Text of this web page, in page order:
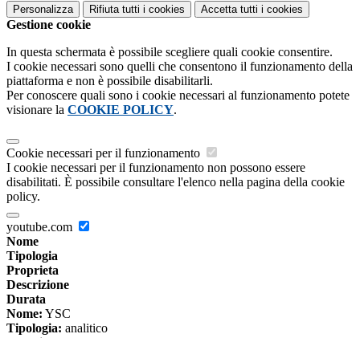
Personalizza Rifiuta tutti i cookies Accetta tutti i cookies
Gestione cookie
In questa schermata è possibile scegliere quali cookie consentire.
I cookie necessari sono quelli che consentono il funzionamento della
piattaforma e non è possibile disabilitarli.
Per conoscere quali sono i cookie necessari al funzionamento potete
visionare la COOKIE POLICY.
Cookie necessari per il funzionamento
I cookie necessari per il funzionamento non possono essere
disabilitati. È possibile consultare l'elenco nella pagina della cookie
policy.
youtube.com
Nome
Tipologia
Proprieta
Descrizione
Durata
Nome: YSC
Tipologia: analitico